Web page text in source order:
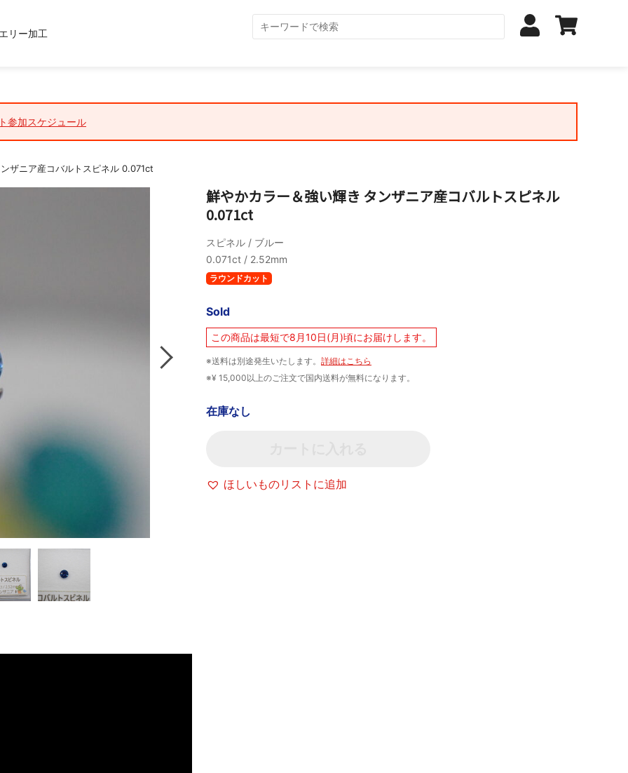
リー加工
参加スケジュール
ザニア産コバルトスピネル 0.071ct
鮮やかカラー＆強い輝き タンザニア産コバルトスピネル
0.071ct
スピネル / ブルー
0.071ct / 2.52mm
ラウンドカット
Sold
この商品は最短で8月10日(月)頃にお届けします。
※送料は別途発生いたします。 詳細はこちら
※¥ 15,000以上のご注文で国内送料が無料になります。
在庫なし
ほしいものリストに追加